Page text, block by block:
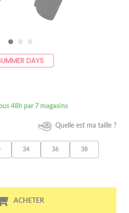
DAYS
48h par 7 magasins
Quelle est ma taille ?
34 36 38
ACHETER